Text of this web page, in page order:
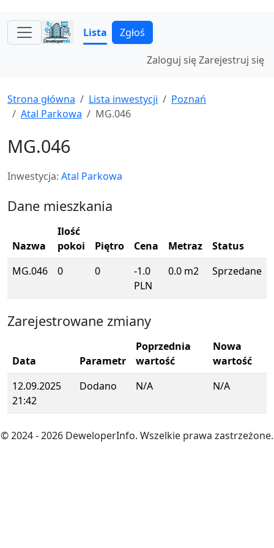
Lista Zgłoś
Zaloguj sięZarejestruj się
Strona główna Lista inwestycji
Poznań
Atal Parkowa
MG.046
MG.046
Inwestycja: Atal Parkowa
Dane mieszkania
Nazwa
Ilość
pokoi
Piętro Cena Metraz
Status
MG.046
0 0
-1.0
PLN
0.0 m2 Sprzedane
Zarejestrowane zmiany
Data Parametr
Poprzednia
wartość
Nowa
wartość
12.09.2025
21:42
Dodano N/A N/A
© 2024- 2026 DeweloperInfo. Wszelkie prawa zastrzeżone.